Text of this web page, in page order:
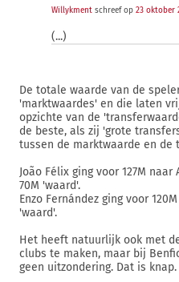
Willykment schreef op 23 oktober
(...)
De totale waarde van de
'marktwaardes' en die laten
opzichte van de
de beste, als zij 'grote
tussen de marktwaarde en
João Félix ging voor 127M
70M 'waard'.
Enzo Fernández ging voor
'waard'.
Het heeft natuurlijk ook met
clubs te maken, maar bij
geen uitzondering. Dat is knap.